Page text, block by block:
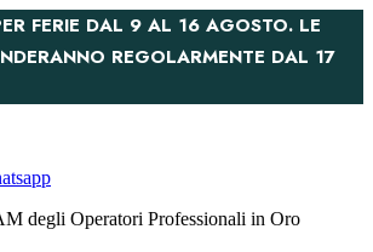
FERIE DAL 9 AL 16 AGOSTO. LE
REGOLARMENTE DAL 17
degli Operatori Professionali in Oro